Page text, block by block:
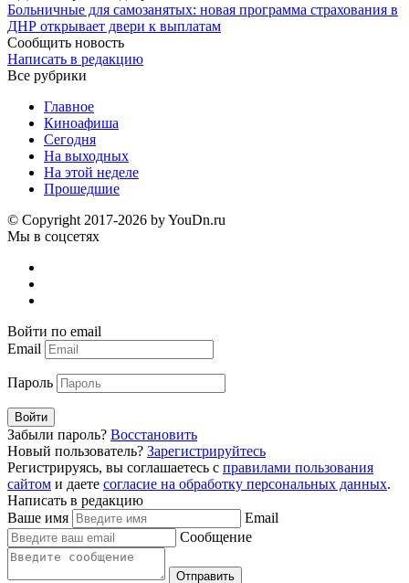
Больничные для самозанятых: новая программа страхования в
ДНР открывает двери к выплатам
Сообщить новость
Написать в редакцию
Все рубрики
Главное
Киноафиша
Сегодня
На выходных
На этой неделе
Прошедшие
© Copyright 2017-2026 by YouDn.ru
Мы в соцсетях
Войти по email
Email
Пароль
Войти
Забыли пароль? Восстановить
Новый пользователь? Зарегистрируйтесь
Регистрируясь, вы соглашаетесь с правилами пользования
сайтом и даете согласие на обработку персональных данных.
Написать в редакцию
Ваше имя
Email
Сообщение
Отправить